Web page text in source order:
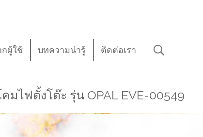
กผู้ใช้ บทความน่ารู้ ติดต่อเรา
มไฟตั้งโต๊ะ รุ่น OPAL EVE-00549